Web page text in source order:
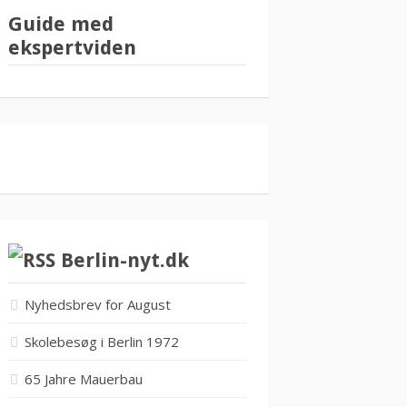
Guide med
ekspertviden
Berlin-nyt.dk
Nyhedsbrev for August
Skolebesøg i Berlin 1972
65 Jahre Mauerbau